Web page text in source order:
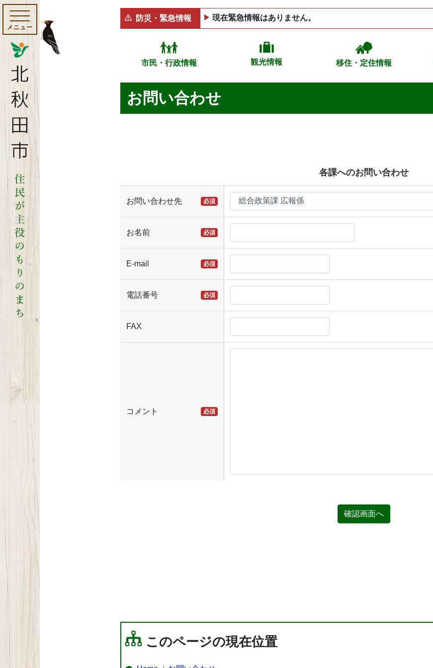
メニュー
防災・緊急情報 現在緊急情報はありません。
市民・行政情報 観光情報 移住・定住情報
お問い合わせ
各課へのお問い合わせ
お問い合わせ先 必須
お名前 必須
E-mail 必須
電話番号 必須
FAX
コメント 必須
確認画面へ
このページの現在位置